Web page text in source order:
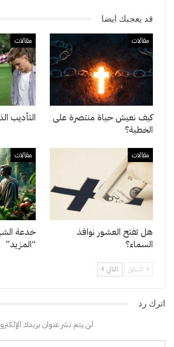
قد يعجبك ايضا
مقالات
كيف نعيش حياة منتصرة على
الخطية؟
مقالات
التأديب
مقالات
هل تفتح العشور نوافذ
السماء؟
مقالات
خدعة
“المزيد”
السابق التالي
اترك رد
لن يتم نشر عنوان بريدك